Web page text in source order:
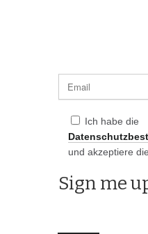
Ich habe die
und akzeptiere